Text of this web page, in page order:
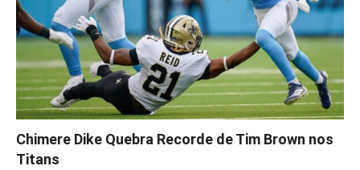
Chimere Dike Quebra Recorde de Tim Brown nos
Titans